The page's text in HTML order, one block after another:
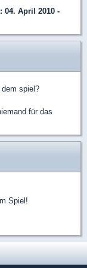
04. April 2010 -
spiel?
für das
Spiel!